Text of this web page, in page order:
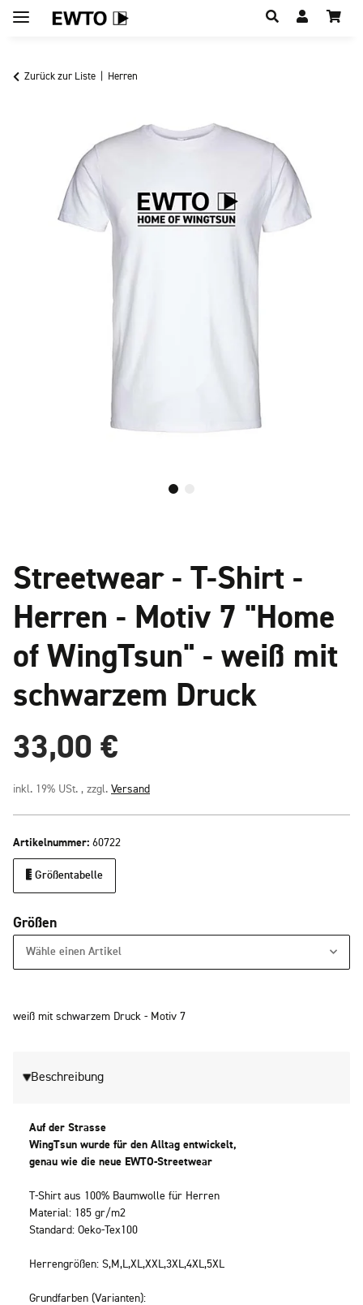
Zurück zur Liste Herren
Streetwear - T-Shirt -
Herren - Motiv 7 "Home
of WingTsun" - weiß mit
schwarzem Druck
33,00 €
inkl. 19% USt. , zzgl. Versand
Artikelnummer: 60722
Größentabelle
Größen
Wähle einen Artikel
weiß mit schwarzem Druck - Motiv 7
Beschreibung
Auf der Strasse
WingTsun wurde für den Alltag entwickelt,
genau wie die neue EWTO-Streetwear
T-Shirt aus 100% Baumwolle für Herren
Material: 185 gr/m2
Standard: Oeko-Tex100
Herrengrößen: S,M,L,XL,XXL,3XL,4XL,5XL
Grundfarben (Varianten):